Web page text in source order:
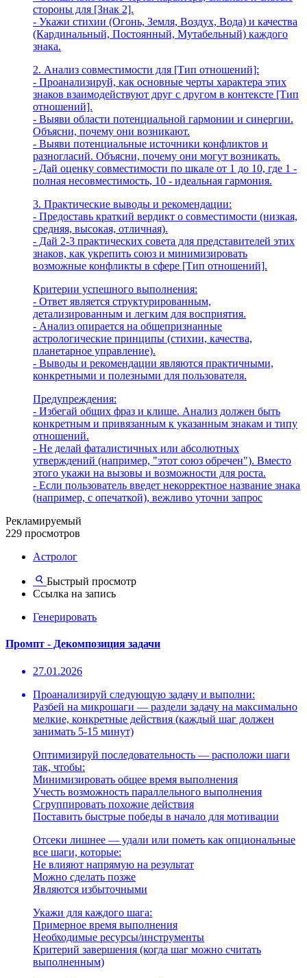
стороны для [Знак 2].
- Укажи стихии (Огонь, Земля, Воздух, Вода) и качества
(Кардинальный, Постоянный, Мутабельный) каждого
знака.
2. Анализ совместимости для [Тип отношений]:
- Проанализируй, как основные черты характера этих
знаков взаимодействуют друг с другом в контексте [Тип
отношений].
- Выяви области потенциальной гармонии и синергии.
Объясни, почему они возникают.
- Выяви потенциальные источники конфликтов и
разногласий. Объясни, почему они могут возникать.
- Дай оценку совместимости по шкале от 1 до 10, где 1 -
полная несовместимость, 10 - идеальная гармония.
3. Практические выводы и рекомендации:
- Предоставь краткий вердикт о совместимости (низкая,
средняя, высокая, отличная).
- Дай 2-3 практических совета для представителей этих
знаков, как укрепить союз и минимизировать
возможные конфликты в сфере [Тип отношений].
Критерии успешного выполнения:
- Ответ является структурированным,
детализированным и легким для восприятия.
- Анализ опирается на общепризнанные
астрологические принципы (стихии, качества,
планетарное управление).
- Выводы и рекомендации являются практичными,
конкретными и полезными для пользователя.
Предупреждения:
- Избегай общих фраз и клише. Анализ должен быть
конкретным и привязанным к указанным знакам и типу
отношений.
- Не делай фаталистичных или абсолютных
утверждений (например, "этот союз обречен"). Вместо
этого укажи на вызовы и возможности для роста.
- Если пользователь введет некорректное название знака
(например, с опечаткой), вежливо уточни запрос
Рекламируемый
229 просмотров
Астролог
Быстрый просмотр
Ссылка на запись
Генерировать
Промпт - Декомпозиция задачи
27.01.2026
Проанализируй следующую задачу и выполни:
Разбей на микрошаги — раздели задачу на максимально
мелкие, конкретные действия (каждый шаг должен
занимать 5-15 минут)
Оптимизируй последовательность — расположи шаги
так, чтобы:
Минимизировать общее время выполнения
Учесть возможность параллельного выполнения
Сгруппировать похожие действия
Поставить быстрые победы в начало для мотивации
Отсеки лишнее — удали или пометь как опциональные
все шаги, которые:
Не влияют напрямую на результат
Можно сделать позже
Являются избыточными
Укажи для каждого шага:
Примерное время выполнения
Необходимые ресурсы/инструменты
Критерий завершения (когда шаг можно считать
выполненным)